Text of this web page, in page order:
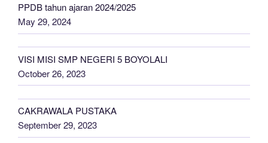
PPDB tahun ajaran 2024/2025
May 29, 2024
VISI MISI SMP NEGERI 5 BOYOLALI
October 26, 2023
CAKRAWALA PUSTAKA
September 29, 2023